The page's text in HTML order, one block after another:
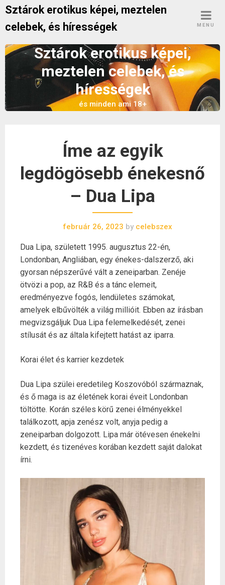
Skip
content
Sztárok erotikus képei, meztelen
celebek, és hírességek
MENU
Sztárok erotikus képei,
meztelen celebek, és
hírességek
és minden ami 18+
Íme az egyik
legdögösebb énekesnő
– Dua Lipa
február 26, 2023 by celebszex
Dua Lipa, született 1995. augusztus 22-én,
Londonban, Angliában, egy énekes-dalszerző, aki
gyorsan népszerűvé vált a zeneiparban. Zenéje
ötvözi a pop, az R&B és a tánc elemeit,
eredményezve fogós, lendületes számokat,
amelyek elbűvölték a világ millióit. Ebben az írásban
megvizsgáljuk Dua Lipa felemelkedését, zenei
stílusát és az általa kifejtett hatást az iparra.
Korai élet és karrier kezdetek
Dua Lipa szülei eredetileg Koszovóból származnak,
és ő maga is az életének korai éveit Londonban
töltötte. Korán széles körű zenei élményekkel
találkozott, apja zenész volt, anyja pedig a
zeneiparban dolgozott. Lipa már ötévesen énekelni
kezdett, és tizenéves korában kezdett saját dalokat
írni.